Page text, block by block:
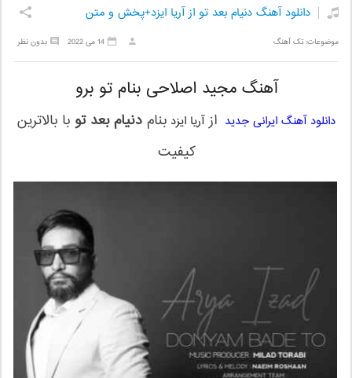
دانلود آهنگ دنیام بعد تو از آریا ایزد+پخش و متن
موضوعات:تک آهنگ بدون نظر 14 می 2022
آهنگ مجید اصلاحی بنام تو برو
دانلود آهنگ ایرانی جدید ازآریا ایزدبنامدنیام بعد توبا بالاترین
کیفیت